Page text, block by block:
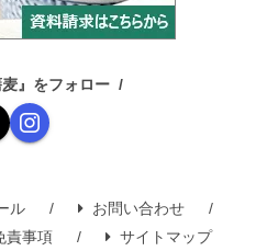
』をフォロー
ル
お問い合わせ
責事項
サイトマップ